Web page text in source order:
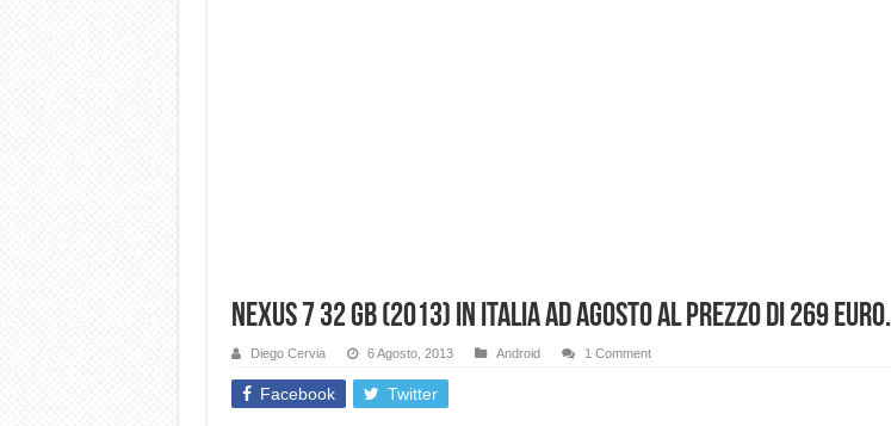
Nexus 7 32 Gb (2013) in Italia ad Agosto al prezzo di 269 euro.
Diego Cervia 6 Agosto, 2013 Android 1 Comment
Facebook Twitter